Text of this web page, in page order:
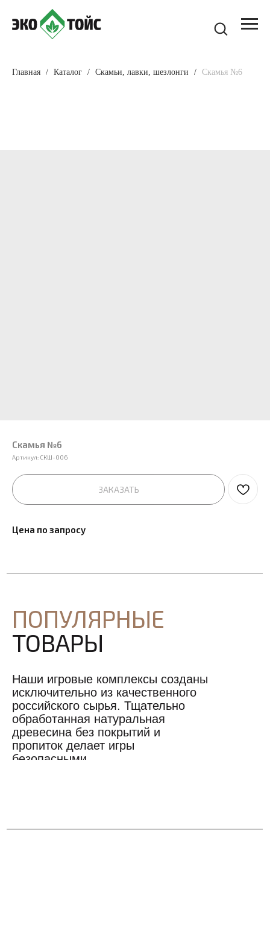
Главная Каталог Скамьи, лавки, шезлонги Скамья №6
Скамья №6
Артикул: СКШ-006
ЗАКАЗАТЬ
Цена по запросу
Наши игровые комплексы созданы
исключительно из качественного
российского сырья. Тщательно
обработанная натуральная
древесина без покрытий и
пропиток делает игры
безопасными.
ПОПУЛЯРНЫЕ
ТОВАРЫ